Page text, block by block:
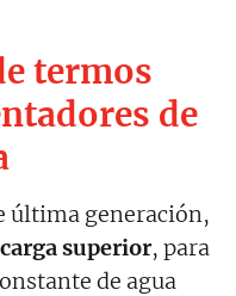
termos
de
última generación,
superior, para
de agua